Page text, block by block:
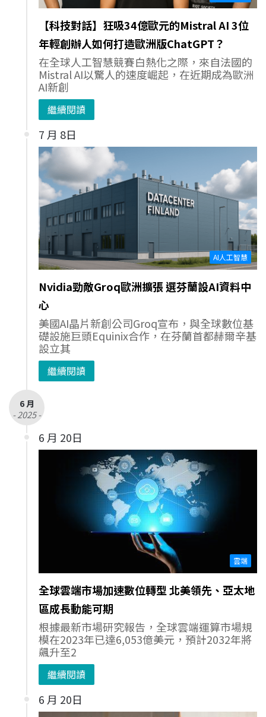
【科技對話】狂吸34億歐元的Mistral AI 3位
年輕創辦人如何打造歐洲版ChatGPT？
在全球人工智慧競賽白熱化之際，來自法國的
Mistral AI以驚人的速度崛起，在近期成為歐洲
AI新創
繼續閱讀
7 月 8日
AI人工智慧
Nvidia勁敵Groq歐洲擴張 選芬蘭設AI資料中
心
美國AI晶片新創公司Groq宣布，與全球數位基
礎設施巨頭Equinix合作，在芬蘭首都赫爾辛基
設立其
繼續閱讀
6 月
- 2025 -
6 月 20日
雲端
全球雲端市場加速數位轉型 北美領先、亞太地
區成長動能可期
根據最新市場研究報告，全球雲端運算市場規
模在2023年已達6,053億美元，預計2032年將
飆升至2
繼續閱讀
6 月 20日